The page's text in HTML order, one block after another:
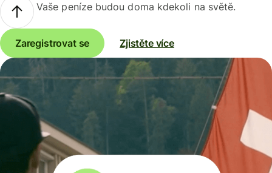
Vaše peníze budou doma kdekoli na světě.
Zaregistrovat se Zjistěte více